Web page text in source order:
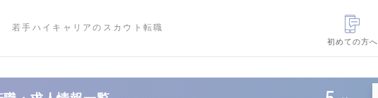
若手ハイキャリアのスカウト転職
初めての方へ